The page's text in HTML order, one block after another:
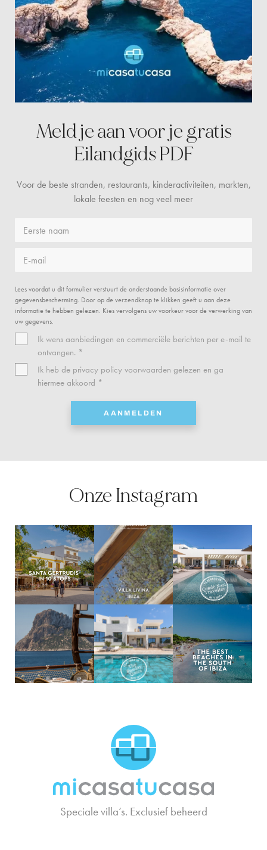
Meld je aan voor je gratis
Eilandgids PDF
Voor de beste stranden, restaurants, kinderactiviteiten, markten,
lokale feesten en nog veel meer
Eerste naam
E-mail
Lees voordat u dit formulier verstuurt de onderstaande basisinformatie over
gegevensbescherming. Door op de verzendknop te klikken geeft u aan deze
informatie te hebben gelezen. Kies vervolgens uw voorkeur voor de verwerking van
uw gegevens.
Ik wens aanbiedingen en commerciële berichten per e-mail te
ontvangen. *
Ik heb de privacy policyvoorwaarden gelezen en ga
hiermee akkoord *
AANMELDEN
Onze Instagram
Speciale villa’s. Exclusief beheerd